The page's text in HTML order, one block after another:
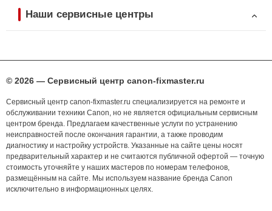
Наши сервисные центры
© 2026 — Сервисный центр canon-fixmaster.ru
Сервисный центр canon-fixmaster.ru специализируется на ремонте и
обслуживании техники Canon, но не является официальным сервисным
центром бренда. Предлагаем качественные услуги по устранению
неисправностей после окончания гарантии, а также проводим
диагностику и настройку устройств. Указанные на сайте цены носят
предварительный характер и не считаются публичной офертой — точную
стоимость уточняйте у наших мастеров по номерам телефонов,
размещённым на сайте. Мы используем название бренда Canon
исключительно в информационных целях.